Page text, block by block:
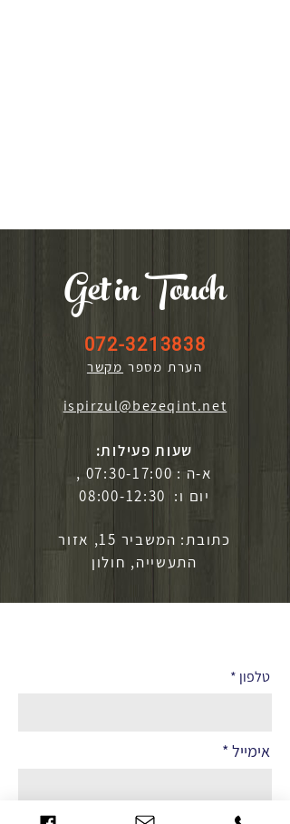
Get in Touch
072-3213838
הערת מספר מקשר
ispirzul@bezeqint.net
שעות פעילות:
א-ה : 07:30-17:00 ,
יום ו: 08:00-12:30
כתובת: המשביר 15, אזור
התעשייה, חולון
טלפון
אימייל